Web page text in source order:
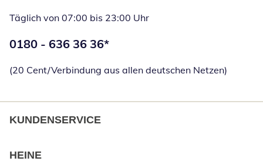
Täglich von 07:00 bis 23:00 Uhr
Telefonnummer:
0180 - 636 36 36*
(20 Cent/Verbindung aus allen deutschen Netzen)
KUNDENSERVICE
HEINE